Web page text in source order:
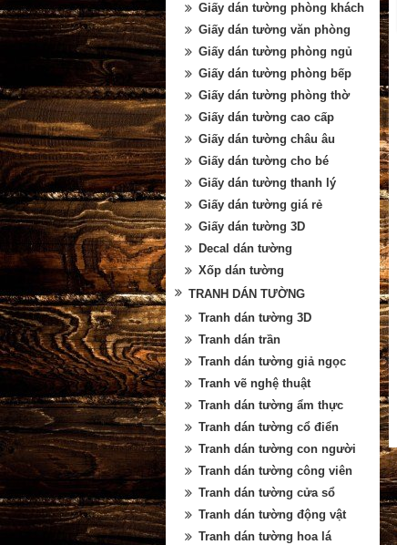
Giấy dán tường phòng khách
Giấy dán tường văn phòng
Giấy dán tường phòng ngủ
Giấy dán tường phòng bếp
Giấy dán tường phòng thờ
Giấy dán tường cao cấp
Giấy dán tường châu âu
Giấy dán tường cho bé
Giấy dán tường thanh lý
Giấy dán tường giá rẻ
Giấy dán tường 3D
Decal dán tường
Xốp dán tường
TRANH DÁN TƯỜNG
Tranh dán tường 3D
Tranh dán trần
Tranh dán tường giả ngọc
Tranh vẽ nghệ thuật
Tranh dán tường ẩm thực
Tranh dán tường cổ điển
Tranh dán tường con người
Tranh dán tường công viên
Tranh dán tường cửa sổ
Tranh dán tường động vật
Tranh dán tường hoa lá